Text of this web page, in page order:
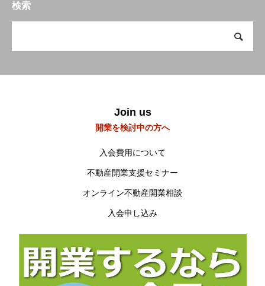
検索
Join us
開業を検討中の方へ
入会費用について
不動産開業支援セミナー
オンライン不動産開業相談
入会申し込み